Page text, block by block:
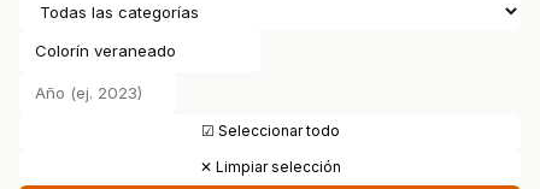
☑ Seleccionar todo
✕ Limpiar selección